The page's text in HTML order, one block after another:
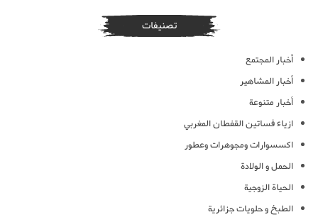
تصنيفات
أخبار المجتمع
أخبار المشاهير
أخبار متنوعة
ازياء فساتين القفطان المغربي
اكسسوارات ومجوهرات وعطور
الحمل و الولادة
الحياة الزوجية
الطبخ و حلويات جزائرية